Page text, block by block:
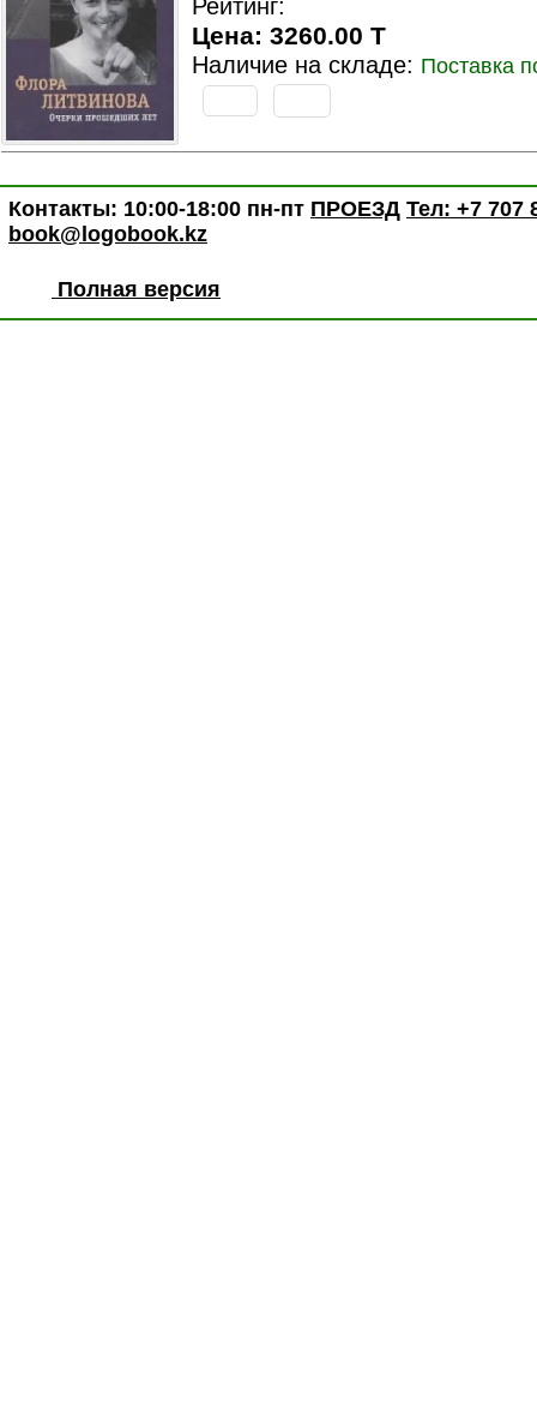
Рейтинг:
Цена: 3260.00 T
Наличие на складе: Поставка
Контакты: 10:00-18:00 пн-пт ПРОЕЗД Тел: +7 707
book@logobook.kz
Полная версия